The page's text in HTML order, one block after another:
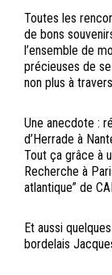
Toutes les
de bons
l’ensemble de
précieuses de
non plus à
Une anecdote :
d’Herrade à
Tout ça grâce à
Recherche à
atlantique” de
Et aussi
bordelais